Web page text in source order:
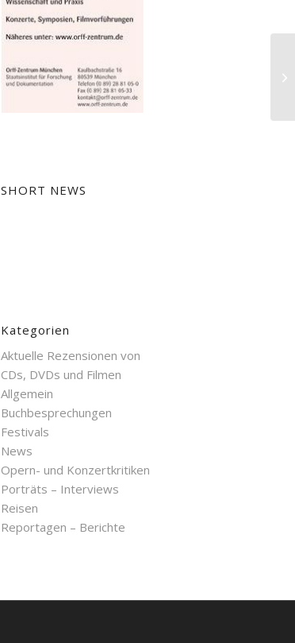
SHORT NEWS
Kategorien
Aktuelle Rezensionen von
CDs, DVDs und Filmen
Allgemein
Buchbesprechungen
Festivals
News
Opern- und Konzertkritiken
Porträts – Interviews
Reisen
Reportagen – Berichte